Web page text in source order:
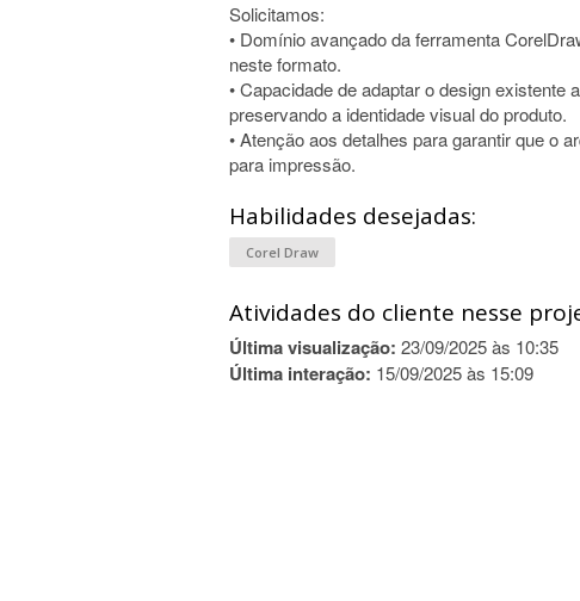
Solicitamos:
• Domínio avançado da ferramenta
neste formato.
• Capacidade de adaptar o design existente
preservando a identidade visual do produto.
• Atenção aos detalhes para garantir que o
para impressão.
Habilidades desejadas:
Corel Draw
Atividades do cliente nesse
Última visualização: 23/09/2025 às 10:35
Última interação: 15/09/2025 às 15:09